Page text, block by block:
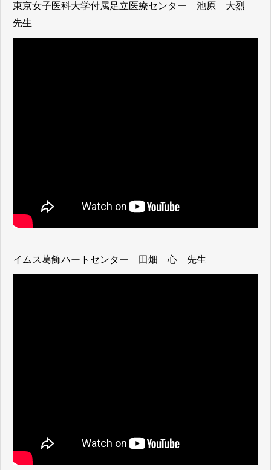
東京女子医科大学付属足立医療センター 池原 大烈
先生
イムス葛飾ハートセンター 田畑 心 先生